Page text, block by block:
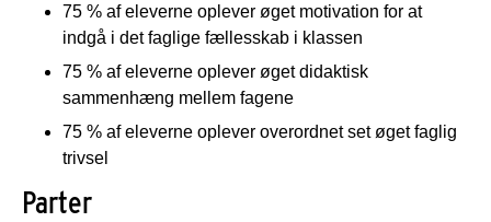
75 % af eleverne oplever øget motivation for at
indgå i det faglige fællesskab i klassen
75 % af eleverne oplever øget didaktisk
sammenhæng mellem fagene
75 % af eleverne oplever overordnet set øget faglig
trivsel
Parter